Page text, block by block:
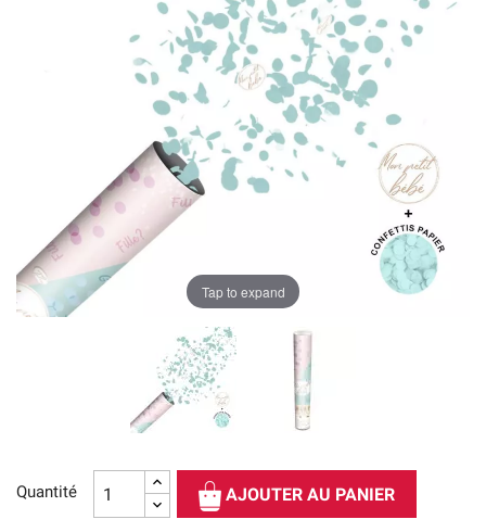
Tap to expand
Quantité AJOUTER AU PANIER